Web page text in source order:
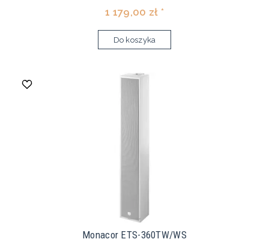
1 179,00 zł *
Do koszyka
Monacor ETS-360TW/WS